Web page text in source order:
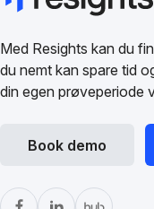
Med Resights kan du
du nemt kan spare tid
din egen prøveperiode
Book demo